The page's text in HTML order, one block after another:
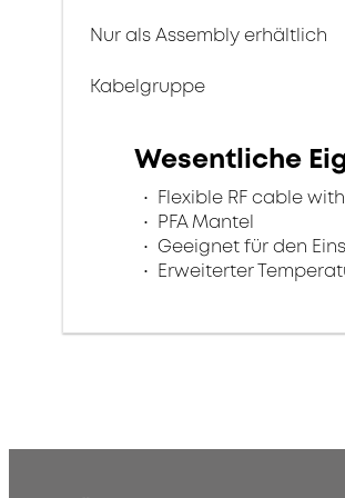
Nur als Assembly erhältlich
Kabelgruppe
Wesentliche
Flexible RF cable
PFA Mantel
Geeignet für den
Erweiterter